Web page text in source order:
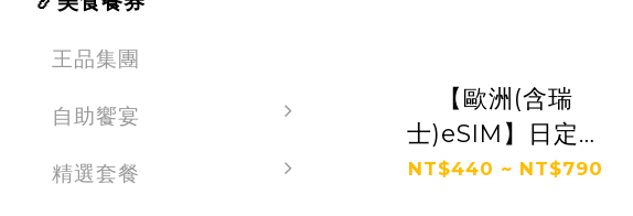
王品集團
自助饗宴
精選套餐
【歐洲(含瑞
士)eSIM】日定量
1GB｜5-15天
NT$440 ~ NT$790